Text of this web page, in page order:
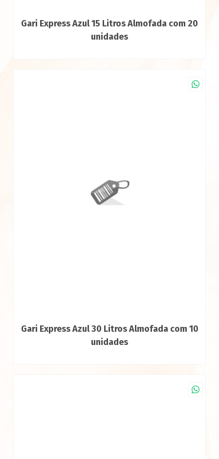
Gari Express Azul 15 Litros Almofada com 20
unidades
Gari Express Azul 30 Litros Almofada com 10
unidades